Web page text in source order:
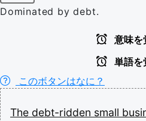
Dominated by debt.
意味を
単語を
このボタンはなに？
The debt-ridden small